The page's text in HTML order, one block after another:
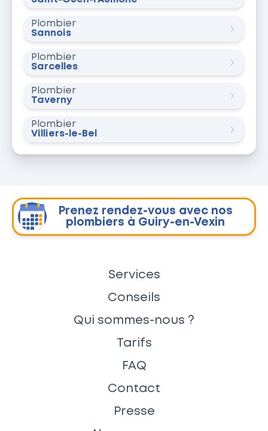
Plombier
Sannois
Plombier
Sarcelles
Plombier
Taverny
Plombier
Villiers-le-Bel
Prenez rendez-vous avec nos
plombiers à Guiry-en-Vexin
Services
Conseils
Qui sommes-nous ?
Tarifs
FAQ
Contact
Presse